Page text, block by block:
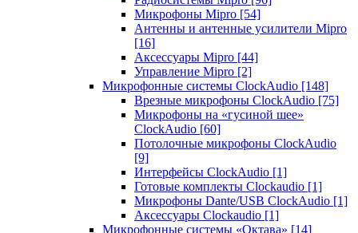
Микрофоны Mipro [54]
Антенны и антенные усилители Mipro
[16]
Аксессуары Mipro [44]
Управление Mipro [2]
Микрофонные системы ClockAudio [148]
Врезные микрофоны ClockAudio [75]
Микрофоны на «гусиной шее»
ClockAudio [60]
Потолочные микрофоны ClockAudio
[9]
Интерфейсы ClockAudio [1]
Готовые комплекты Clockaudio [1]
Микрофоны Dante/USB ClockAudio [1]
Аксессуары Clockaudio [1]
Микрофонные системы «Октава» [14]